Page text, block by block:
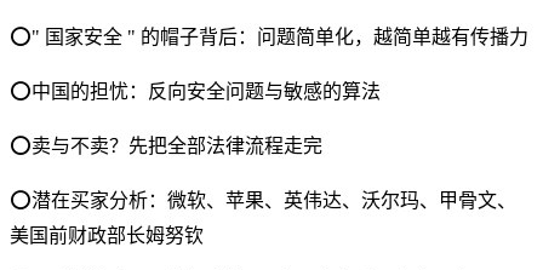
⭕️" 国家安全 " 的帽子背后：问题简单化，越简单越有传播力
⭕️中国的担忧：反向安全问题与敏感的算法
⭕️卖与不卖？先把全部法律流程走完
⭕️潜在买家分析：微软、苹果、英伟达、沃尔玛、甲骨文、
美国前财政部长姆努钦